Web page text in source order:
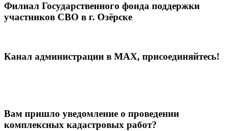
Филиал Государственного фонда поддержки
участников СВО в г. Озёрске
Канал администрации в МАХ, присоединяйтесь!
Вам пришло уведомление о проведении
комплексных кадастровых работ?